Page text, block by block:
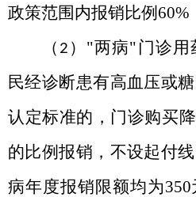
政策范围内报销比例 60%
（ 2 ） "两病" 门诊用
民经诊断患有高血压或
认定标准的，门诊购买
的比例报销，不设起付
病年度报销限额均为350